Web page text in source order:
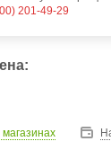
201-49-29
магазинах